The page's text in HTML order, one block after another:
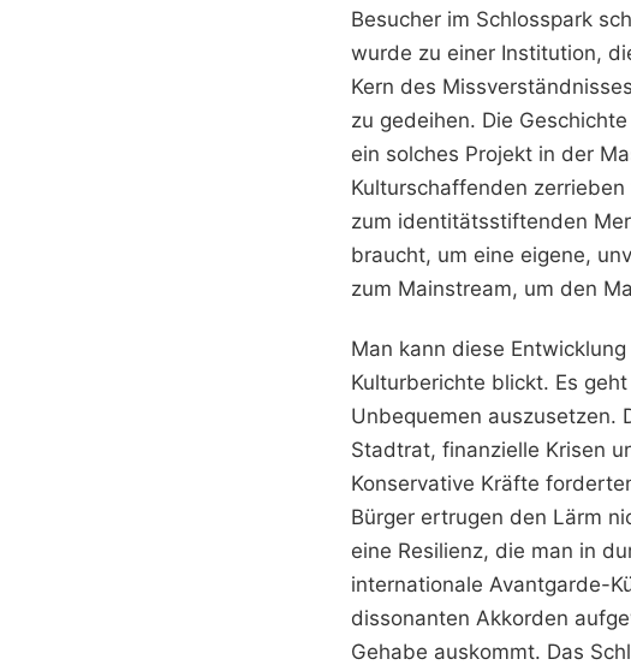
Besucher im Schlosspark
wurde zu einer Institution,
Kern des
zu gedeihen. Die
ein solches Projekt in der
Kulturschaffenden
zum identitätsstiftenden
braucht, um eine eigene,
zum Mainstream, um den
Man kann diese
Kulturberichte blickt. Es
Unbequemen auszusetzen.
Stadtrat, finanzielle Krisen
Konservative Kräfte
Bürger ertrugen den Lärm
eine Resilienz, die man in
internationale Avantgarde-
dissonanten Akkorden
Gehabe auskommt. Das